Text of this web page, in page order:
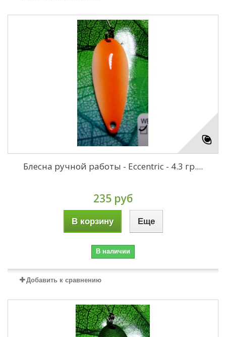
Блесна ручной работы - Eccentric - 4.3 гр....
235 руб
В корзину Еще
В наличии
Добавить к сравнению